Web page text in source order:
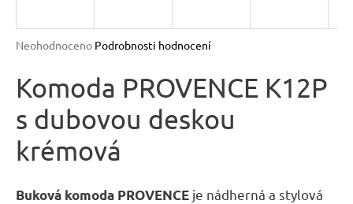
Průměrné
produktu
je
z
5
hvězdiček.
Neohodnoceno Podrobnosti hodnocení
Komoda PROVENCE K12P
s dubovou deskou
krémová
Buková komoda PROVENCE je nádherná a stylová
A
a
t
?